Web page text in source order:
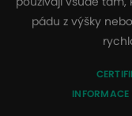
pádu z výšky